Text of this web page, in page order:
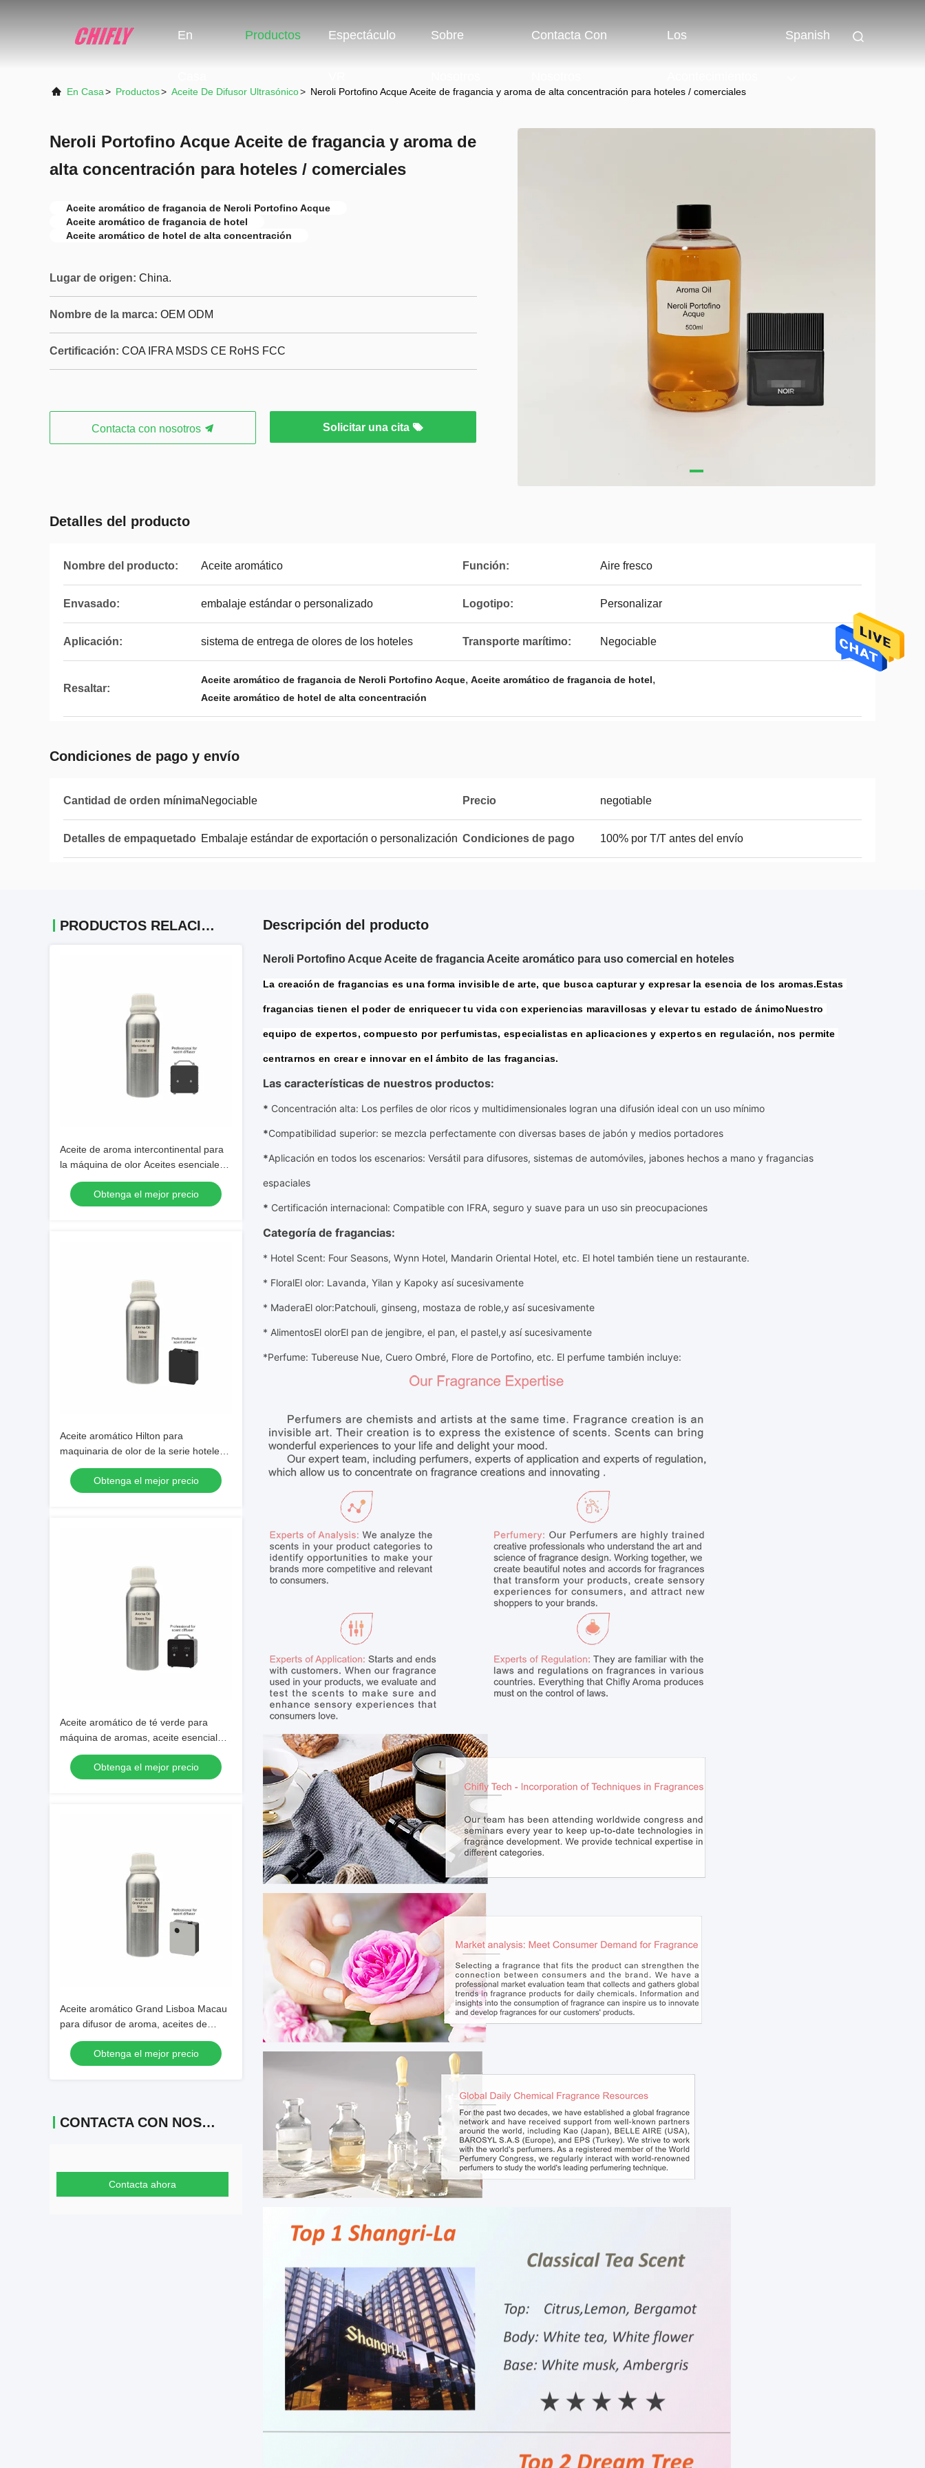
En Productos Espectáculo Sobre Contacta Con Los Spanish
En Casa> Productos> Aceite De Difusor Ultrasónico> Neroli Portofino Acque Aceite de fragancia y aroma de alta concentración para hoteles / comerciales
Neroli Portofino Acque Aceite de fragancia y aroma de
alta concentración para hoteles / comerciales
Aceite aromático de fragancia de Neroli Portofino Acque
Aceite aromático de fragancia de hotel
Aceite aromático de hotel de alta concentración
Lugar de origen: China.
Nombre de la marca: OEM ODM
Certificación: COA IFRA MSDS CE RoHS FCC
Contacta con nosotros Solicitar una cita
Detalles del producto
Nombre del producto: Aceite aromático Función: Aire fresco
Envasado: embalaje estándar o personalizado Logotipo: Personalizar
Aplicación: sistema de entrega de olores de los hoteles Transporte marítimo: Negociable
Resaltar:
Aceite aromático de fragancia de Neroli Portofino Acque, Aceite aromático de fragancia de hotel,
Aceite aromático de hotel de alta concentración
Condiciones de pago y envío
Cantidad de orden mínimaNegociable Precio negotiable
Detalles de empaquetado Embalaje estándar de exportación o personalización Condiciones de pago 100% por T/T antes del envío
PRODUCTOS RELACIONADOS
Aceite de aroma intercontinental para
la máquina de olor Aceites esenciales
de olor de lujo
Obtenga el mejor precio
Aceite aromático Hilton para
maquinaria de olor de la serie hotelera
Aceites de fragancia de larga duración
Obtenga el mejor precio
Aceite aromático de té verde para
máquina de aromas, aceite esencial
para fragancias
Obtenga el mejor precio
Aceite aromático Grand Lisboa Macau
para difusor de aroma, aceites de
fragancia de larga duración
Obtenga el mejor precio
CONTACTA CON NOSOTROS
Contacta ahora
Descripción del producto
Neroli Portofino Acque Aceite de fragancia Aceite aromático para uso comercial en hoteles
La creación de fragancias es una forma invisible de arte, que busca capturar y expresar la esencia de los aromas.Estas
fragancias tienen el poder de enriquecer tu vida con experiencias maravillosas y elevar tu estado de ánimoNuestro
equipo de expertos, compuesto por perfumistas, especialistas en aplicaciones y expertos en regulación, nos permite
centrarnos en crear e innovar en el ámbito de las fragancias.
Las características de nuestros productos:
* Concentración alta: Los perfiles de olor ricos y multidimensionales logran una difusión ideal con un uso mínimo
*Compatibilidad superior: se mezcla perfectamente con diversas bases de jabón y medios portadores
*Aplicación en todos los escenarios: Versátil para difusores, sistemas de automóviles, jabones hechos a mano y fragancias
espaciales
* Certificación internacional: Compatible con IFRA, seguro y suave para un uso sin preocupaciones
Categoría de fragancias:
* Hotel Scent: Four Seasons, Wynn Hotel, Mandarin Oriental Hotel, etc. El hotel también tiene un restaurante.
* FloralEl olor: Lavanda, Yilan y Kapoky así sucesivamente
* MaderaEl olor:Patchouli, ginseng, mostaza de roble,y así sucesivamente
* AlimentosEl olorEl pan de jengibre, el pan, el pastel,y así sucesivamente
*Perfume: Tubereuse Nue, Cuero Ombré, Flore de Portofino, etc. El perfume también incluye: